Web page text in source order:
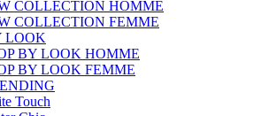
COLLECTION HOMME
COLLECTION FEMME
LOOK
BY LOOK HOMME
BY LOOK FEMME
Touch